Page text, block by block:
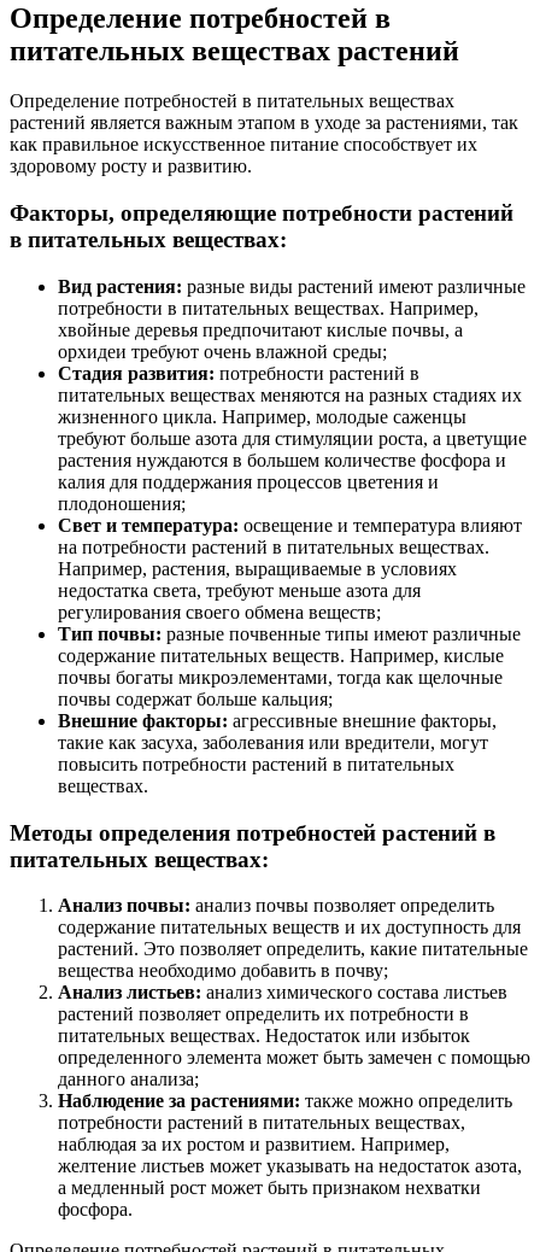
Определение потребностей в
питательных веществах растений
Определение потребностей в питательных веществах
растений является важным этапом в уходе за растениями, так
как правильное искусственное питание способствует их
здоровому росту и развитию.
Факторы, определяющие потребности растений
в питательных веществах:
Вид растения: разные виды растений имеют различные
потребности в питательных веществах. Например,
хвойные деревья предпочитают кислые почвы, а
орхидеи требуют очень влажной среды;
Стадия развития: потребности растений в
питательных веществах меняются на разных стадиях их
жизненного цикла. Например, молодые саженцы
требуют больше азота для стимуляции роста, а цветущие
растения нуждаются в большем количестве фосфора и
калия для поддержания процессов цветения и
плодоношения;
Свет и температура: освещение и температура влияют
на потребности растений в питательных веществах.
Например, растения, выращиваемые в условиях
недостатка света, требуют меньше азота для
регулирования своего обмена веществ;
Тип почвы: разные почвенные типы имеют различные
содержание питательных веществ. Например, кислые
почвы богаты микроэлементами, тогда как щелочные
почвы содержат больше кальция;
Внешние факторы: агрессивные внешние факторы,
такие как засуха, заболевания или вредители, могут
повысить потребности растений в питательных
веществах.
Методы определения потребностей растений в
питательных веществах:
Анализ почвы: анализ почвы позволяет определить
содержание питательных веществ и их доступность для
растений. Это позволяет определить, какие питательные
вещества необходимо добавить в почву;
Анализ листьев: анализ химического состава листьев
растений позволяет определить их потребности в
питательных веществах. Недостаток или избыток
определенного элемента может быть замечен с помощью
данного анализа;
Наблюдение за растениями: также можно определить
потребности растений в питательных веществах,
наблюдая за их ростом и развитием. Например,
желтение листьев может указывать на недостаток азота,
а медленный рост может быть признаком нехватки
фосфора.